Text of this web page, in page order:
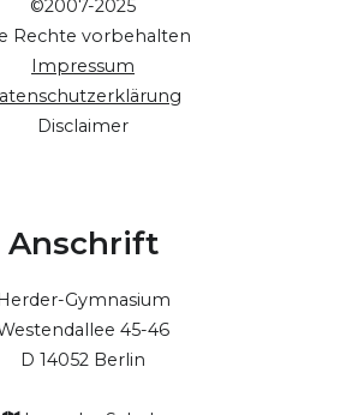
©2007-2025
Rechte vorbehalten
Impressum
Disclaimer
Anschrift
Gymnasium
45-46
D 14052 Berlin